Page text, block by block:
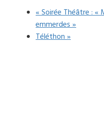
«Soirée Théâtre : «
emmerdes »
Téléthon»